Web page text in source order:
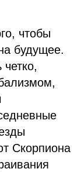
чтобы
будущее.
Скорпиона